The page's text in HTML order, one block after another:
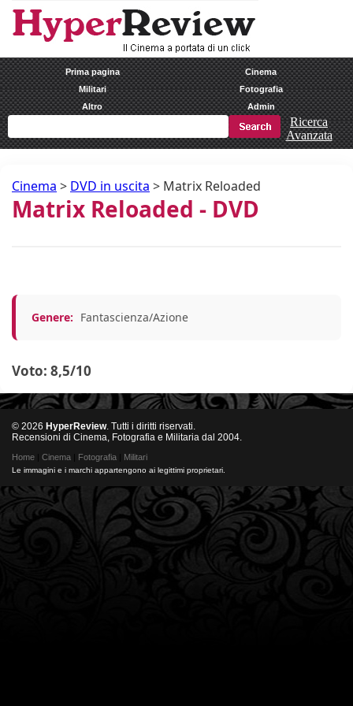
Prima pagina
Cinema
Militari
Fotografia
Altro
Admin
Ricerca
Avanzata
Cinema > DVD in uscita > Matrix Reloaded
Matrix Reloaded - DVD
Genere: Fantascienza/Azione
Voto: 8,5/10
© 2026 HyperReview. Tutti i diritti riservati.
Recensioni di Cinema, Fotografia e Militaria dal 2004.
Home Cinema Fotografia Militari
Le immagini e i marchi appartengono ai legittimi proprietari.